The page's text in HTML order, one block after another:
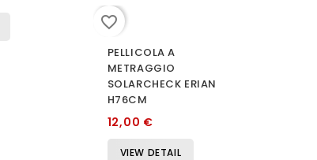
favorite_border
PELLICOLA A
METRAGGIO
SOLARCHECK ERIAN
H76CM
12,00 €
VIEW DETAIL